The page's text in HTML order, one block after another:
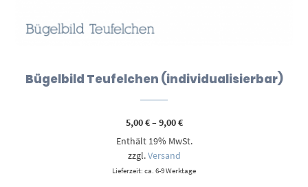
Bügelbild Teufelchen (individualisierbar)
5,00€–9,00€Preisspanne:
bis
Enthält 19% MwSt.
zzgl.Versand
Lieferzeit: ca. 6-9 Werktage